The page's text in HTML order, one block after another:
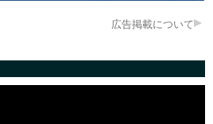
広告掲載について